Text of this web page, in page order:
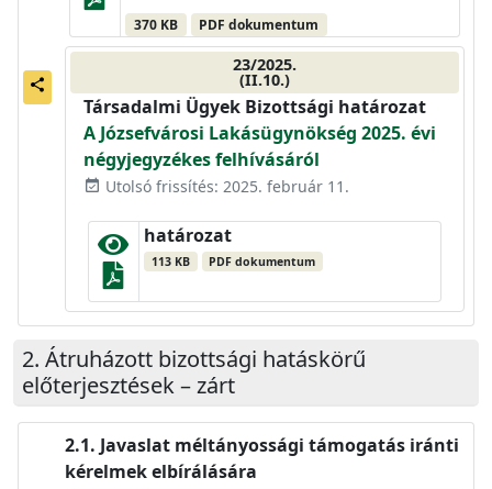
share
370 KB PDF dokumentum
23/2025.
(II.10.)
Társadalmi Ügyek Bizottsági határozat
A Józsefvárosi Lakásügynökség 2025. évi
négyjegyzékes felhívásáról
event_available Utolsó frissítés: 2025. február 11.
határozat
113 KB PDF dokumentum
Átruházott bizottsági hatáskörű
előterjesztések – zárt
Javaslat méltányossági támogatás iránti
kérelmek elbírálására